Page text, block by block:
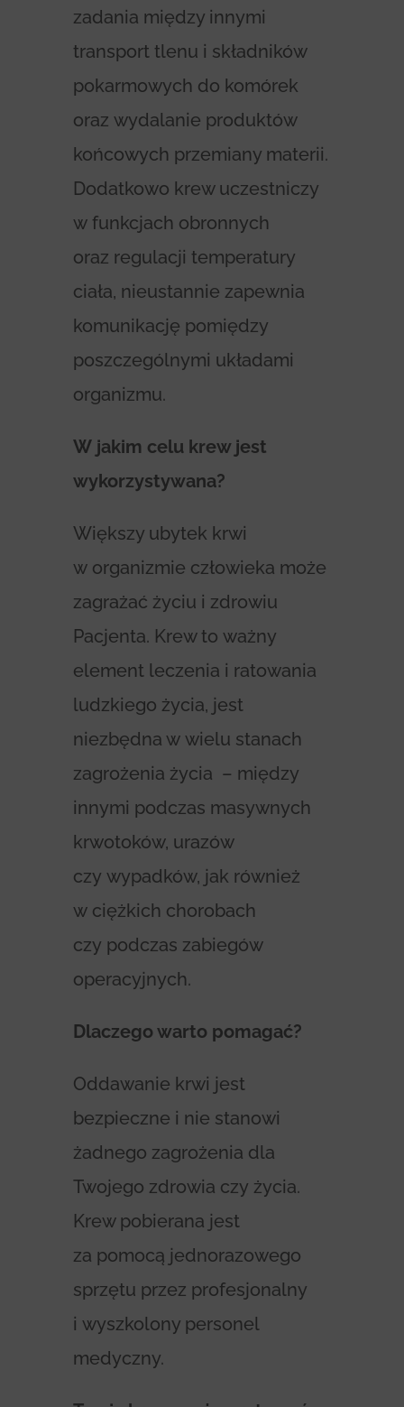
zadania między innymi
transport tlenu i składników
pokarmowych do komórek
oraz wydalanie produktów
końcowych przemiany materii.
Dodatkowo krew uczestniczy
w funkcjach obronnych
oraz regulacji temperatury
ciała, nieustannie zapewnia
komunikację pomiędzy
poszczególnymi układami
organizmu.
W jakim celu krew jest
wykorzystywana?
Większy ubytek krwi
w organizmie człowieka może
zagrażać życiu i zdrowiu
Pacjenta. Krew to ważny
element leczenia i ratowania
ludzkiego życia, jest
niezbędna w wielu stanach
zagrożenia życia – między
innymi podczas masywnych
krwotoków, urazów
czy wypadków, jak również
w ciężkich chorobach
czy podczas zabiegów
operacyjnych.
Dlaczego warto pomagać?
Oddawanie krwi jest
bezpieczne i nie stanowi
żadnego zagrożenia dla
Twojego zdrowia czy życia.
Krew pobierana jest
za pomocą jednorazowego
sprzętu przez profesjonalny
i wyszkolony personel
medyczny.